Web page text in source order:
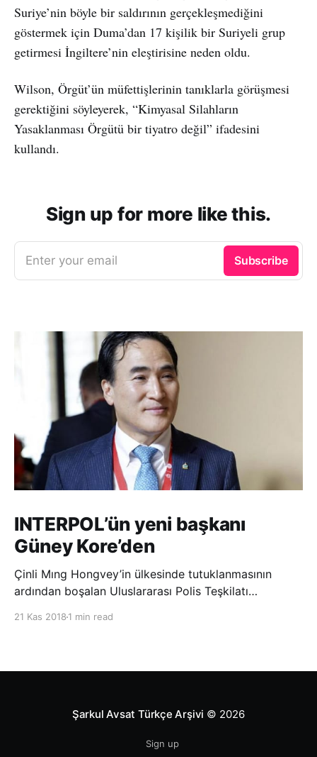
Suriye’nin böyle bir saldırının gerçekleşmediğini
göstermek için Duma’dan 17 kişilik bir Suriyeli grup
getirmesi İngiltere’nin eleştirisine neden oldu.
Wilson, Örgüt’ün müfettişlerinin tanıklarla görüşmesi
gerektiğini söyleyerek, “Kimyasal Silahların
Yasaklanması Örgütü bir tiyatro değil” ifadesini
kullandı.
Sign up for more like this.
Enter your email Subscribe
INTERPOL’ün yeni başkanı
Güney Kore’den
Çinli Mıng Hongvey’in ülkesinde tutuklanmasının
ardından boşalan Uluslararası Polis Teşkilatı
21 Kas 2018 1 min read
Şarkul Avsat Türkçe Arşivi © 2026
Sign up